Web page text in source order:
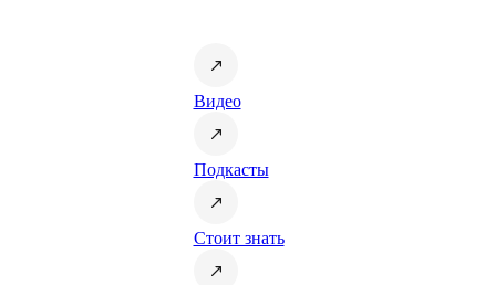
Видео
Подкасты
Стоит знать